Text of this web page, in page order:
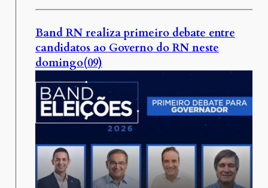
Band RN realiza primeiro debate entre
candidatos ao Governo do RN neste
domingo(09)